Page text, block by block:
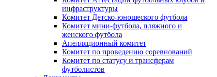
инфраструктуры
Комитет Детско-юношеского футбола
Комитет мини-футбола, пляжного и
женского футбола
Апелляционный комитет
Комитет по проведению соревнований
Комитет по статусу и трансферам
футболистов